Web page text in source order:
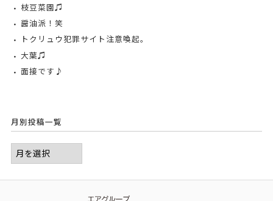
枝豆菜園♫
醤油派！笑
トクリュウ犯罪サイト注意喚起。
大葉♫
面接です♪
月別投稿一覧